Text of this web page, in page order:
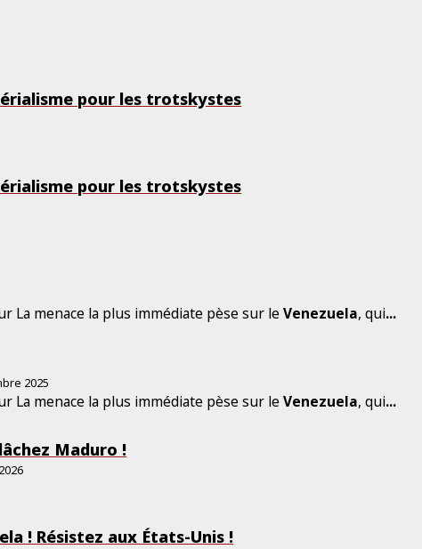
pour les trotskystes
pour les trotskystes
La menace la plus immédiate pèse sur leVenezuela, qui...
2025
La menace la plus immédiate pèse sur leVenezuela, qui...
Maduro !
! Résistez aux États-Unis !